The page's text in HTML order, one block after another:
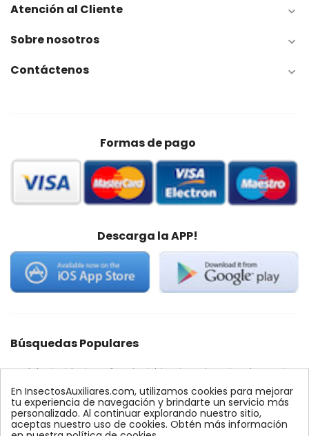
Atención al Cliente 
Sobre nosotros 
Contáctenos 
Formas de pago
Descarga la APP!
Búsquedas Populares
quelato nido araña roja trips encinas
palmera
feromonas
ynject alcornoques
conectores
ecologico
fertinyect monitoreo control
Econex
comprar
precio agrares mosca blanca
max
amblyseius
quercus bioline conector dosis
En InsectosAuxiliares.com, utilizamos cookies para mejorar
tu experiencia de navegación y brindarte un servicio más
personalizado. Al continuar explorando nuestro sitio,
aceptas nuestro uso de cookies. Obtén más información